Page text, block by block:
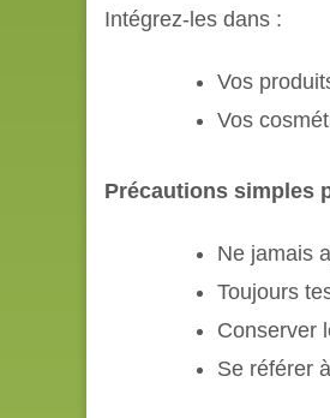
Intégrez-les dans :
Vos
Vos
Précautions simples
Ne jamais
Toujours
Conserver
Se référer